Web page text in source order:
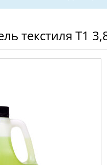
текстиля T1